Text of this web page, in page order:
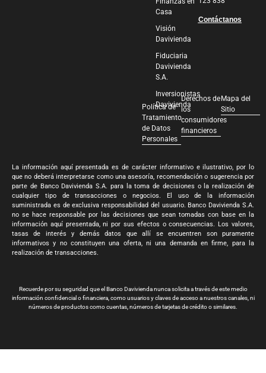
Casa
Visión
Davivienda
Fiduciaria
Davivienda
S.A.
Inversionistas
Davivienda
Contáctanos
Política de
Tratamiento
de Datos
Personales
Derechos de
los
consumidores
financieros
Mapa del
Sitio
La información aquí presentada es de carácter informativo e ilustrativo, por lo
que no deberá interpretarse como una asesoría, recomendación o sugerencia por
parte de Banco Davivienda S.A. para la toma de decisiones o la realización de
cualquier tipo de transacciones o negocios. El uso de la información
suministrada es de exclusiva responsabilidad del usuario. Banco Davivienda S.A.
no se hace responsable por las decisiones que sean tomadas con base en la
información aquí presentada, ni por sus efectos o consecuencias. Los valores,
tasas de interés y demás datos que allí se encuentren son puramente
informativos y no constituyen una oferta, ni una demanda en firme, para la
realización de transacciones.
Recuerde por su seguridad que el Banco Davivienda nunca solicita a través de este medio
información confidencial o financiera, como usuarios y claves de acceso a nuestros canales, ni
números de productos como cuentas, números de tarjetas de crédito o similares.